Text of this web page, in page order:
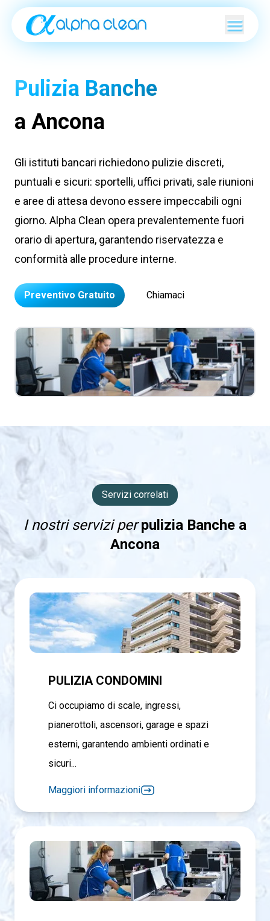
Pulizia Banche
a Ancona
Gli istituti bancari richiedono pulizie discreti,
puntuali e sicuri: sportelli, uffici privati, sale riunioni
e aree di attesa devono essere impeccabili ogni
giorno. Alpha Clean opera prevalentemente fuori
orario di apertura, garantendo riservatezza e
conformità alle procedure interne.
Preventivo Gratuito Chiamaci
Servizi correlati
I nostri servizi perpulizia Banche a
Ancona
PULIZIA CONDOMINI
Ci occupiamo di scale, ingressi,
pianerottoli, ascensori, garage e spazi
esterni, garantendo ambienti ordinati e
sicuri...
Maggiori informazioni